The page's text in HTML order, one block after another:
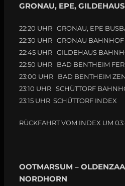
GRONAU, EPE,
22:20 UHR GRONAU, EPE
22:30 UHR GRONAU BAHNHOF
22:45 UHR GILDEHAUS
22:50 UHR BAD BENTHEIM
23:00 UHR BAD BENTHEIM
23:10 UHR SCHÜTTORF
23:15 UHR SCHÜTTORF INDEX
RÜCKFAHRT VOM INDEX UM
OOTMARSUM –
NORDHORN